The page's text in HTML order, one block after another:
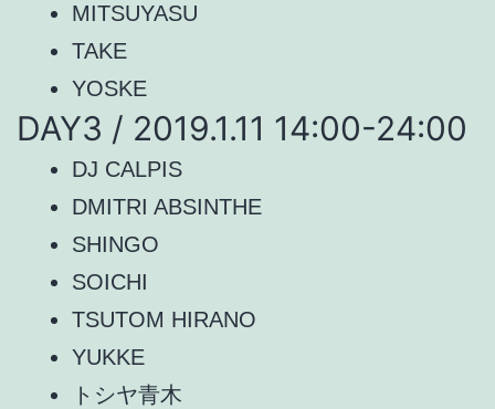
MITSUYASU
TAKE
YOSKE
DAY3 / 2019.1.11 14:00-24:00
DJ CALPIS
DMITRI ABSINTHE
SHINGO
SOICHI
TSUTOM HIRANO
YUKKE
トシヤ青木